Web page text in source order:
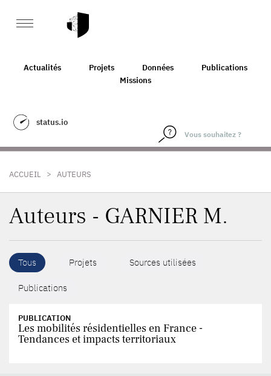
Actualités Projets Données
Publications
Missions
status.io
ACCUEIL > AUTEURS
Auteurs - GARNIER M.
Tous Projets Sources utilisées
Publications
PUBLICATION
Les mobilités résidentielles en France -
Tendances et impacts territoriaux